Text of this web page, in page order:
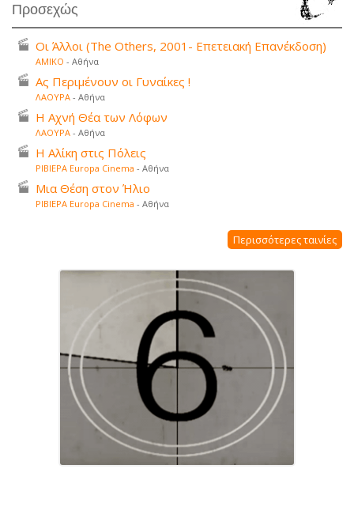
Προσεχώς
Οι Άλλοι (The Others, 2001- Επετειακή Επανέκδοση)
ΑΜΙΚΟ - Αθήνα
Ας Περιμένουν οι Γυναίκες !
ΛΑΟΥΡΑ - Αθήνα
Η Αχνή Θέα των Λόφων
ΛΑΟΥΡΑ - Αθήνα
Η Αλίκη στις Πόλεις
ΡΙΒΙΕΡΑ Europa Cinema - Αθήνα
Μια Θέση στον Ήλιο
ΡΙΒΙΕΡΑ Europa Cinema - Αθήνα
Περισσότερες ταινίες